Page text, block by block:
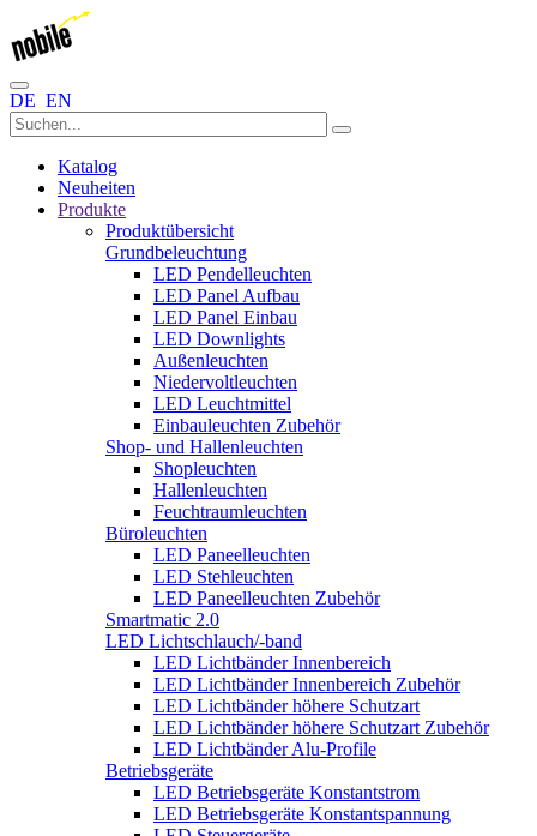
DE EN
Katalog
Neuheiten
Produkte
Produktübersicht
Grundbeleuchtung
LED Pendelleuchten
LED Panel Aufbau
LED Panel Einbau
LED Downlights
Außenleuchten
Niedervoltleuchten
LED Leuchtmittel
Einbauleuchten Zubehör
Shop- und Hallenleuchten
Shopleuchten
Hallenleuchten
Feuchtraumleuchten
Büroleuchten
LED Paneelleuchten
LED Stehleuchten
LED Paneelleuchten Zubehör
Smartmatic 2.0
LED Lichtschlauch/-band
LED Lichtbänder Innenbereich
LED Lichtbänder Innenbereich Zubehör
LED Lichtbänder höhere Schutzart
LED Lichtbänder höhere Schutzart Zubehör
LED Lichtbänder Alu-Profile
Betriebsgeräte
LED Betriebsgeräte Konstantstrom
LED Betriebsgeräte Konstantspannung